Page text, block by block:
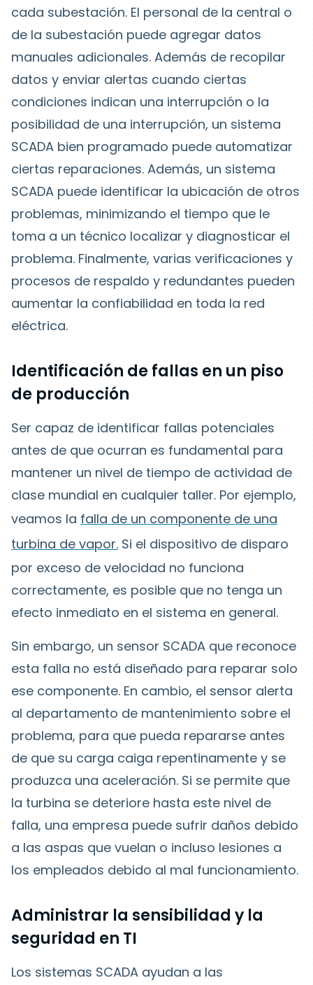
cada subestación. El personal de la central o
de la subestación puede agregar datos
manuales adicionales. Además de recopilar
datos y enviar alertas cuando ciertas
condiciones indican una interrupción o la
posibilidad de una interrupción, un sistema
SCADA bien programado puede automatizar
ciertas reparaciones. Además, un sistema
SCADA puede identificar la ubicación de otros
problemas, minimizando el tiempo que le
toma a un técnico localizar y diagnosticar el
problema. Finalmente, varias verificaciones y
procesos de respaldo y redundantes pueden
aumentar la confiabilidad en toda la red
eléctrica.
Identificación de fallas en un piso
de producción
Ser capaz de identificar fallas potenciales
antes de que ocurran es fundamental para
mantener un nivel de tiempo de actividad de
clase mundial en cualquier taller. Por ejemplo,
veamos la falla de un componente de una
turbina de vapor. Si el dispositivo de disparo
por exceso de velocidad no funciona
correctamente, es posible que no tenga un
efecto inmediato en el sistema en general.
Sin embargo, un sensor SCADA que reconoce
esta falla no está diseñado para reparar solo
ese componente. En cambio, el sensor alerta
al departamento de mantenimiento sobre el
problema, para que pueda repararse antes
de que su carga caiga repentinamente y se
produzca una aceleración. Si se permite que
la turbina se deteriore hasta este nivel de
falla, una empresa puede sufrir daños debido
a las aspas que vuelan o incluso lesiones a
los empleados debido al mal funcionamiento.
Administrar la sensibilidad y la
seguridad en TI
Los sistemas SCADA ayudan a las